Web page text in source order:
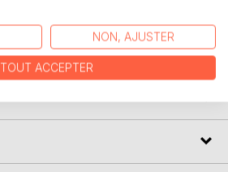
NON, AJUSTER
TOUT ACCEPTER